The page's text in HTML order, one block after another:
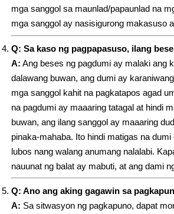
mga sanggol sa maunlad/papaunlad na
mga sanggol ay nasisigurong makasuso
Q: Sa kaso ng pagpapasuso, ilang
A: Ang beses ng pagdumi ay malaki ang
dalawang buwan, ang dumi ay
mga sanggol kahit na pagkatapos agad
na pagdumi ay maaaring tatagal at hindi
buwan, ang ilang sanggol ay maaaring
pinaka-mahaba. Ito hindi matigas na
lubos nang walang anumang nalalabi.
nauunat ng balat ay mabuti, at ang dami
Q: Ano ang aking gagawin sa
A: Sa sitwasyon ng pagkapuno, dapat